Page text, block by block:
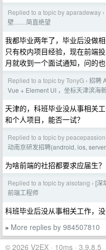
Replied to a topic by aparadeway ›
壁……简直绝望
我都毕业两年了，毕业后没做
只有校内项目经验，现在前端
月就收到一个面试通知，问的
Replied to a topic by TonyG › 招聘
Vue + Element UI ，坐标天津滨海
天津的，科班毕业没从事相关
和个人项目，能否一试？
Replied to a topic by peacepassion
动南京研发招聘(android, ios,
为啥前端的社招都要求应届生？
Replied to a topic by alsotang › [深
前端工程师
科班毕业后没从事相关工作，
» More replies by 984507810
© 2026 V2EX · 10ms · 3.9.8.5